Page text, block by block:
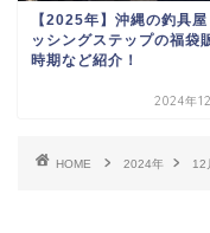
【2025年】沖縄の釣具屋
ッシングステップの福袋
時期など紹介！
2024年
HOME 2024年 12